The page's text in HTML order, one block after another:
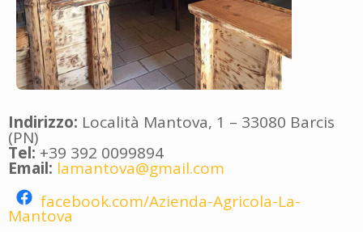
Indirizzo: Località Mantova, 1 – 33080 Barcis
(PN)
Tel:+39 392 0099894
Email: lamantova@gmail.com
facebook.com/Azienda-Agricola-La-
Mantova